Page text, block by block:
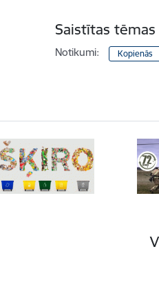
Saistītas tēmas
Notikumi: Kopienās